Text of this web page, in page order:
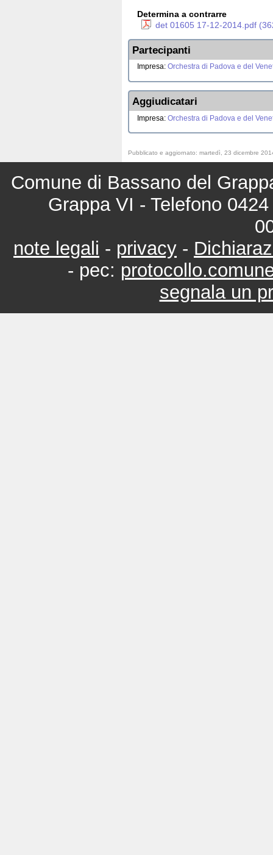
Determina a contrarre
det 01605 17-12-2014.pdf
Partecipanti
Impresa:Orchestra di Padova e del
Aggiudicatari
Impresa:Orchestra di Padova e del
Pubblicato e aggiornato: martedì, 23 dicembre
Comune di Bassano del
Grappa VI - Telefono
note legali - privacy -
- pec:
segnala un